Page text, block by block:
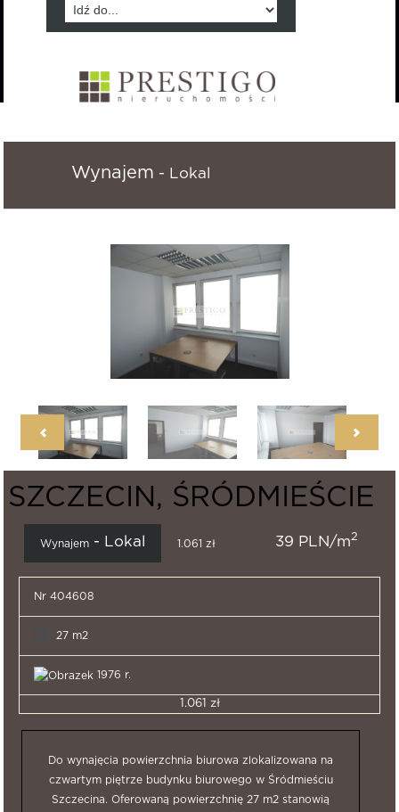
Wynajem - Lokal
SZCZECIN, ŚRÓDMIEŚCIE
Wynajem- Lokal 1.061 zł 39 PLN/m2
Nr 404608
27 m2
1976 r.
1.061 zł
Do wynajęcia powierzchnia biurowa zlokalizowana na
czwartym piętrze budynku biurowego w Śródmieściu
Szczecina. Oferowaną powierzchnię 27 m2 stanowią